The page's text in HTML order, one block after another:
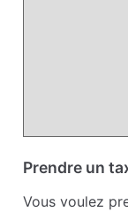
Prendre un
Vous voulez